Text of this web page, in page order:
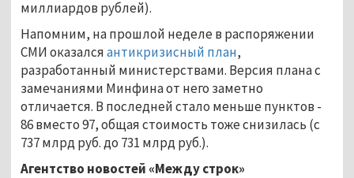
миллиардов рублей).
Напомним, на прошлой неделе в распоряжении
СМИ оказалсяантикризисный план,
разработанный министерствами. Версия плана с
замечаниями Минфина от него заметно
отличается. В последней стало меньше пунктов -
86 вместо 97, общая стоимость тоже снизилась (с
737 млрд руб. до 731 млрд руб.).
Агентство новостей «Между строк»